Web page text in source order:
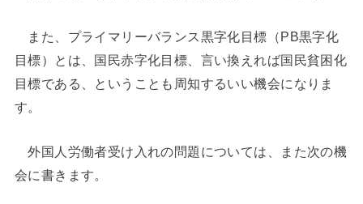
また、プライマリーバランス黒字化目標（PB黒字化
目標）とは、国民赤字化目標、言い換えれば国民貧困化
目標である、ということも周知するいい機会になりま
す。
外国人労働者受け入れの問題については、また次の機
会に書きます。